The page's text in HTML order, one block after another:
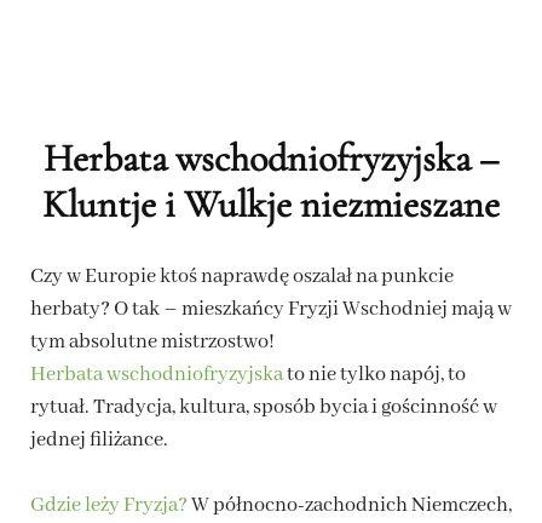
Herbata wschodniofryzyjska –
Kluntje i Wulkje niezmieszane
Czy w Europie ktoś naprawdę oszalał na punkcie
herbaty? O tak – mieszkańcy Fryzji Wschodniej mają w
tym absolutne mistrzostwo!
Herbata wschodniofryzyjskato nie tylko napój, to
rytuał. Tradycja, kultura, sposób bycia i gościnność w
jednej filiżance.
Gdzie leży Fryzja?W północno-zachodnich Niemczech,